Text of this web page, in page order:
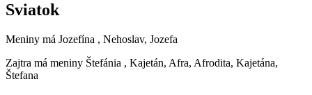
Sviatok
Meniny má Jozefína , Nehoslav, Jozefa
Zajtra má meniny Štefánia , Kajetán, Afra, Afrodita, Kajetána,
Štefana